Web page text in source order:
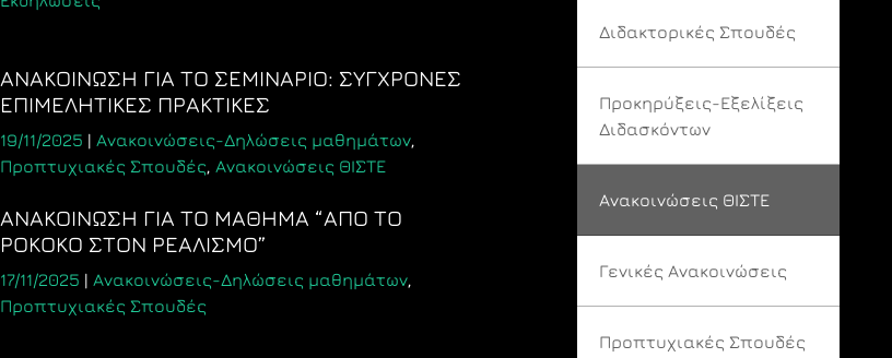
ΑΝΑΚΟΙΝΩΣΗ ΓΙΑ ΤΟ ΣΕΜΙΝΑΡΙΟ: ΣΥΓΧΡΟΝΕΣ
ΕΠΙΜΕΛΗΤΙΚΕΣ ΠΡΑΚΤΙΚΕΣ
19/11/2025 | Ανακοινώσεις-Δηλώσεις μαθημάτων,
Προπτυχιακές Σπουδές, Ανακοινώσεις ΘΙΣΤΕ
ΑΝΑΚΟΙΝΩΣΗ ΓΙΑ ΤΟ ΜΑΘΗΜΑ “ΑΠΟ ΤΟ
ΡΟΚΟΚΟ ΣΤΟΝ ΡΕΑΛΙΣΜΟ”
17/11/2025 | Ανακοινώσεις-Δηλώσεις μαθημάτων,
Προπτυχιακές Σπουδές
Διδακτορικές Σπουδές
Προκηρύξεις-Εξελίξεις
Διδασκόντων
Ανακοινώσεις ΘΙΣΤΕ
Γενικές Ανακοινώσεις
Προπτυχιακές Σπουδές